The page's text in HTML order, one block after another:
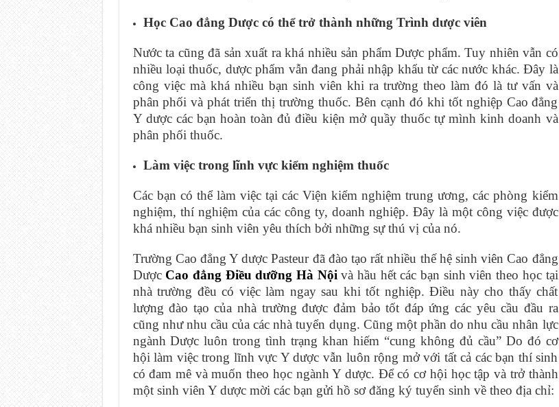
Học Cao đẳng Dược có thể trở thành những Trình dược viên
Nước ta cũng đã sản xuất ra khá nhiều sản phẩm Dược phẩm. Tuy nhiên vẫn có
nhiều loại thuốc, dược phẩm vẫn đang phải nhập khẩu từ các nước khác. Đây là
công việc mà khá nhiều bạn sinh viên khi ra trường theo làm đó là tư vấn và
phân phối và phát triển thị trường thuốc. Bên cạnh đó khi tốt nghiệp Cao đẳng
Y dược các bạn hoàn toàn đủ điều kiện mở quầy thuốc tự mình kinh doanh và
phân phối thuốc.
Làm việc trong lĩnh vực kiểm nghiệm thuốc
Các bạn có thể làm việc tại các Viện kiểm nghiệm trung ương, các phòng kiểm
nghiệm, thí nghiệm của các công ty, doanh nghiệp. Đây là một công việc được
khá nhiều bạn sinh viên yêu thích bởi những sự thú vị của nó.
Trường Cao đẳng Y dược Pasteur đã đào tạo rất nhiều thế hệ sinh viên Cao đẳng
Dược Cao đẳng Điều dưỡng Hà Nội và hầu hết các bạn sinh viên theo học tại
nhà trường đều có việc làm ngay sau khi tốt nghiệp. Điều này cho thấy chất
lượng đào tạo của nhà trường được đảm bảo tốt đáp ứng các yêu cầu đầu ra
cũng như nhu cầu của các nhà tuyển dụng. Cũng một phần do nhu cầu nhân lực
ngành Dược luôn trong tình trạng khan hiếm “cung không đủ cầu” Do đó cơ
hội làm việc trong lĩnh vực Y dược vẫn luôn rộng mở với tất cả các bạn thí sinh
có đam mê và muốn theo học ngành Y dược. Để có cơ hội học tập và trở thành
một sinh viên Y dược mời các bạn gửi hồ sơ đăng ký tuyển sinh về theo địa chỉ: